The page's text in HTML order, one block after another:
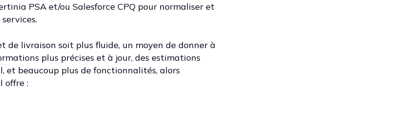
PSA et/ou Salesforce CPQ pour normaliser et
de livraison soit plus fluide, un moyen de donner à
plus précises et à jour, des estimations
et beaucoup plus de fonctionnalités, alors
offre :